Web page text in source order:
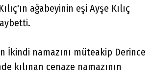
ağabeyinin eşi Ayşe Kılıç
İkindi namazını müteakip Derince
kılınan cenaze namazının